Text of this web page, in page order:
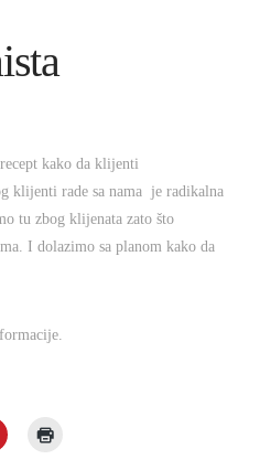
kako da klijenti
klijenti rade sa nama je radikalna
tu zbog klijenata zato što
I dolazimo sa planom kako da